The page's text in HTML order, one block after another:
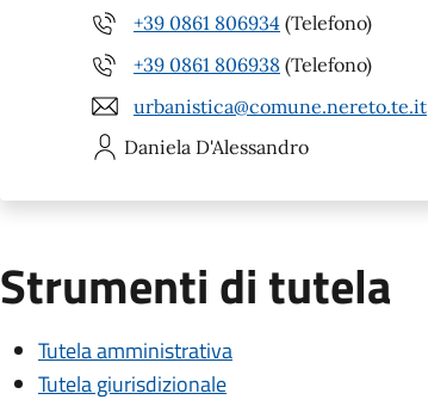
+39 0861 806934 (Telefono)
+39 0861 806938 (Telefono)
urbanistica@comune.nereto.te.it
Daniela D'Alessandro
Strumenti di tutela
Tutela amministrativa
Tutela giurisdizionale